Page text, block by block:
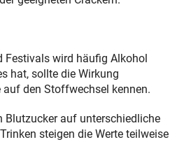
wird häufig Alkohol
hat, sollte die Wirkung
den Stoffwechsel kennen.
Blutzucker auf unterschiedliche
steigen die Werte teilweise